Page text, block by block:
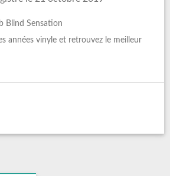
Blind Sensation
années vinyle et retrouvez le meilleur